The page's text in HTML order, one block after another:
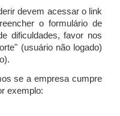
devem acessar o link
o formulário de
dificuldades, favor nos
(usuário não logado)
se a empresa cumpre
exemplo: